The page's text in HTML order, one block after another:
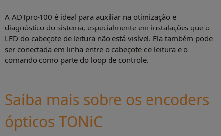
A ADTpro-100 é ideal para auxiliar na otimização e
diagnóstico do sistema, especialmente em instalações que o
LED do cabeçote de leitura não está visível. Ela também pode
ser conectada em linha entre o cabeçote de leitura e o
comando como parte do loop de controle.
Saiba mais sobre os encoders
ópticos TONiC